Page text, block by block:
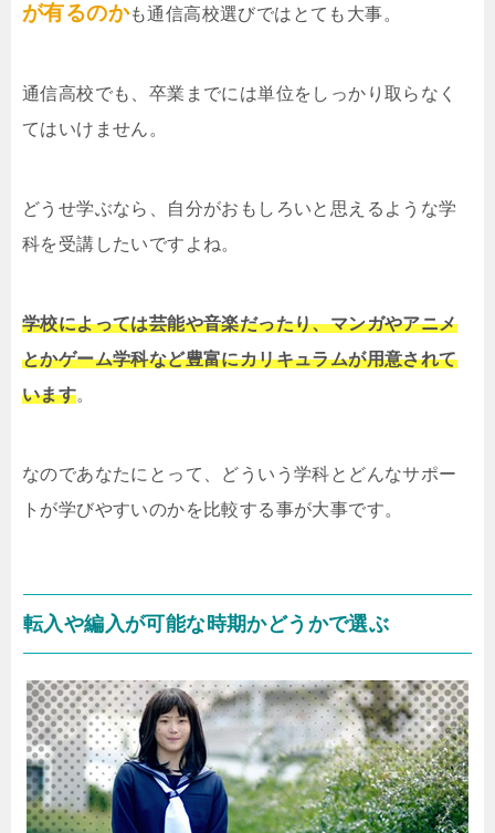
が有るのかも通信高校選びではとても大事。
通信高校でも、卒業までには単位をしっかり取らなく
てはいけません。
どうせ学ぶなら、自分がおもしろいと思えるような学
科を受講したいですよね。
学校によっては芸能や音楽だったり、マンガやアニメ
とかゲーム学科など豊富にカリキュラムが用意されて
います。
なのであなたにとって、どういう学科とどんなサポー
トが学びやすいのかを比較する事が大事です。
転入や編入が可能な時期かどうかで選ぶ